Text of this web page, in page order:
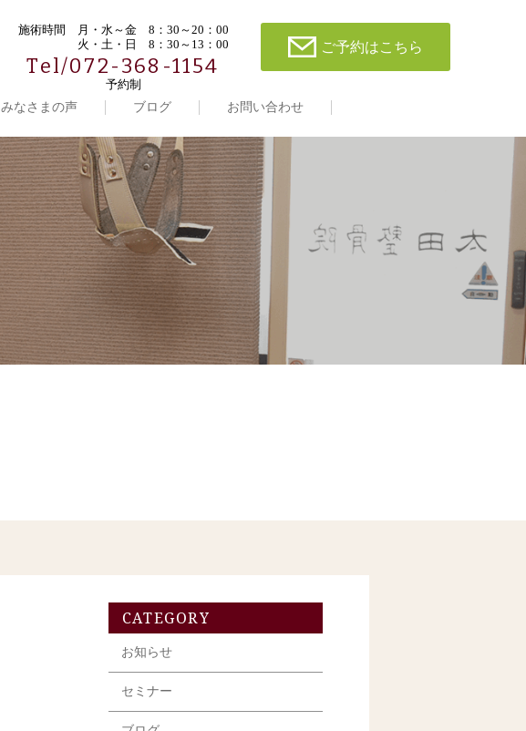
施術時間
月・水～金 8：30～20：00
火・土・日 8：30～13：00
Tel/072-368-1154
予約制
ご予約はこちら
みなさまの声 ブログ お問い合わせ
CATEGORY
お知らせ
セミナー